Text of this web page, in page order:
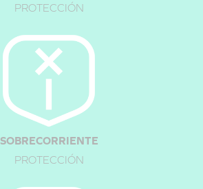
PASO 1:
PROTECCIÓN
SOBRECORRIENTE
PROTECCIÓN